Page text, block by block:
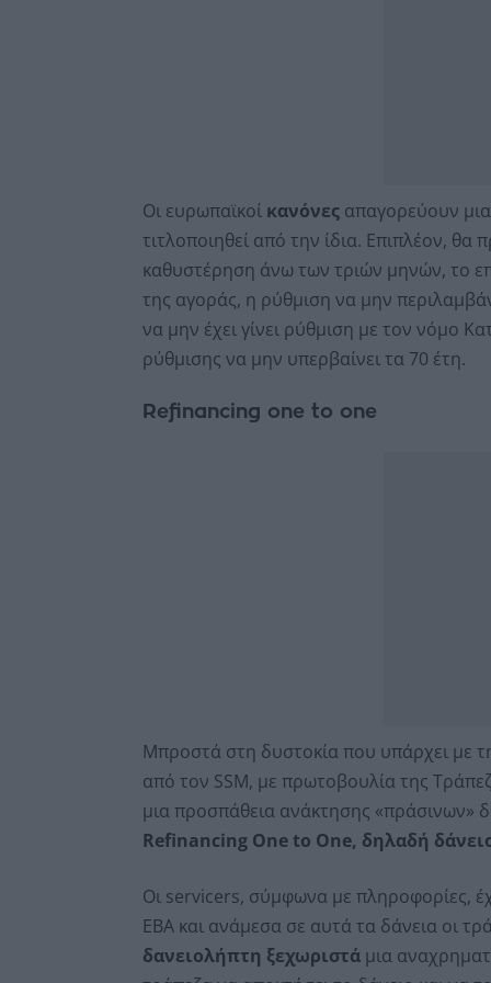
Οι ευρωπαϊκοί κανόνεςαπαγορεύουν μια
τιτλοποιηθεί από την ίδια. Επιπλέον, θα
καθυστέρηση άνω των τριών μηνών, το
της αγοράς, η ρύθμιση να μην
να μην έχει γίνει ρύθμιση με τον νόμο
ρύθμισης να μην υπερβαίνει τα 70 έτη.
Refinancing one to one
Μπροστά στη δυστοκία που υπάρχει με
από τον SSM, με πρωτοβουλία της
μια προσπάθεια ανάκτησης «πράσινων»
Refinancing One to One, δηλαδή
Οι servicers, σύμφωνα με πληροφορίες,
EBA και ανάμεσα σε αυτά τα δάνεια οι
δανειολήπτη ξεχωριστάμια